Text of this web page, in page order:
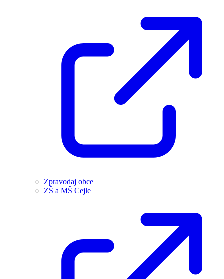
Zpravodaj obce
ZŠ a MŠ Cejle